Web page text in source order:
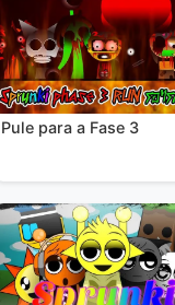
Pule para a Fase 3